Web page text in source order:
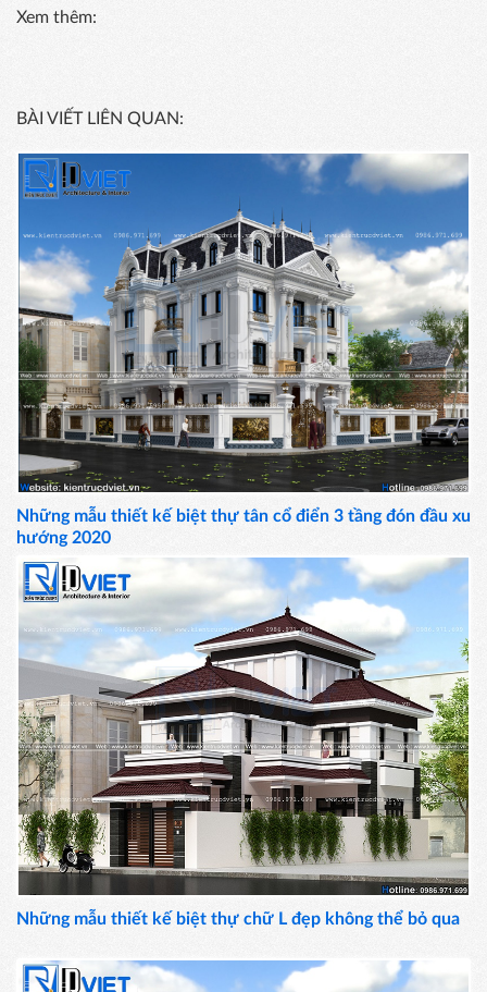
Xem thêm:
BÀI VIẾT LIÊN QUAN:
Những mẫu thiết kế biệt thự tân cổ điển 3 tầng đón đầu xu
hướng 2020
Những mẫu thiết kế biệt thự chữ L đẹp không thể bỏ qua